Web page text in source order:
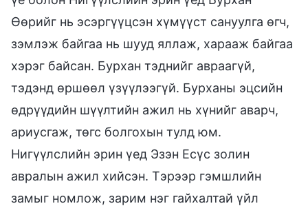
Өөрийг нь эсэргүүцсэн хүмүүст сануулга өгч,
зэмлэж байгаа нь шууд яллаж, харааж байгаа
хэрэг байсан. Бурхан тэднийг авраагүй,
тэдэнд өршөөл үзүүлээгүй. Бурханы эцсийн
өдрүүдийн шүүлтийн ажил нь хүнийг аварч,
ариусгаж, төгс болгохын тулд юм.
Нигүүлслийн эрин үед Эзэн Есүс золин
авралын ажил хийсэн. Тэрээр гэмшлийн
замыг номлож, зарим нэг гайхалтай үйл